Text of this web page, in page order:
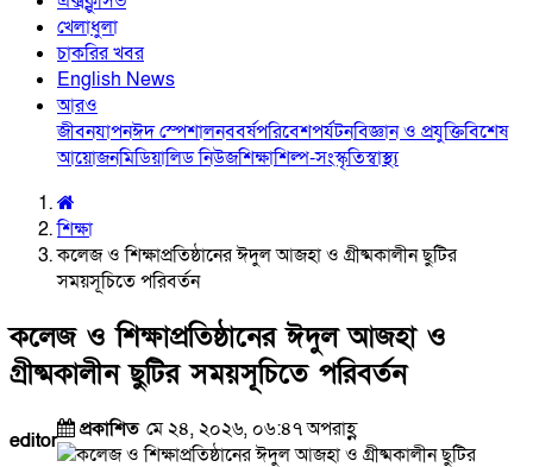
খেলাধুলা
চাকরির খবর
English News
আরও
জীবনযাপনঈদ স্পেশালনববর্ষপরিবেশপর্যটনবিজ্ঞান ও প্রযুক্তিবিশেষ
আয়োজনমিডিয়ালিড নিউজশিক্ষাশিল্প-সংস্কৃতিস্বাস্থ্য
শিক্ষা
কলেজ ও শিক্ষাপ্রতিষ্ঠানের ঈদুল আজহা ও গ্রীষ্মকালীন ছুটির
সময়সূচিতে পরিবর্তন
কলেজ ও শিক্ষাপ্রতিষ্ঠানের ঈদুল আজহা ও
গ্রীষ্মকালীন ছুটির সময়সূচিতে পরিবর্তন
editor প্রকাশিত মে ২৪, ২০২৬, ০৬:৪৭ অপরাহ্ণ